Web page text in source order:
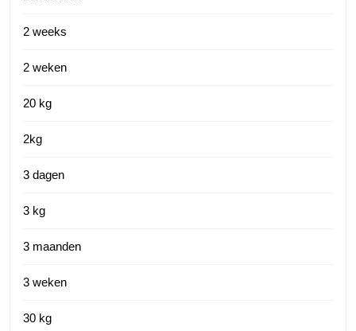
2 weeks
2 weken
20 kg
2kg
3 dagen
3 kg
3 maanden
3 weken
30 kg